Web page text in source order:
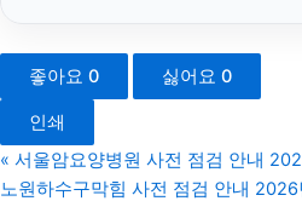
좋아요 0 싫어요 0
인쇄
« 서울암요양병원 사전 점검 안내
노원하수구막힘 사전 점검 안내